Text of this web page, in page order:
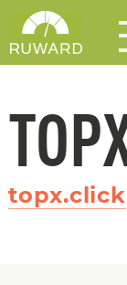
topx.click